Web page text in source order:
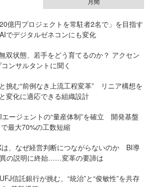
億円プロジェクトを常駐者2名で」を目指す
でデジタルゼネコンにも変化
双状態、若手をどう育てるのか？ アクセン
ンサルタントに聞く
挑む“前例なき上流工程変革” リニア構想を
変化に適応できる組織設計
ージェントの“量産体制”を確立 開発基盤
で最大70%の工数短縮
は、なぜ経営判断につながらないのか BI導
の説明に終始……変革の要諦は
信託銀行が挑む、“統治”と“俊敏性”を共存